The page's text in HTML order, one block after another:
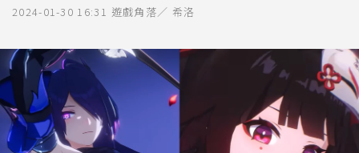
2024-01-30 16:31 遊戲角落／ 希洛